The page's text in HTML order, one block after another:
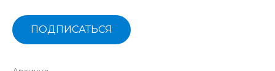
ПОДПИСАТЬСЯ